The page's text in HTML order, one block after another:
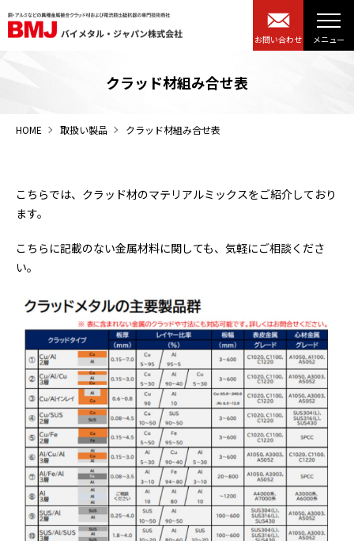
お問い合わせ
クラッド材組み合せ表
HOME 取扱い製品 クラッド材組み合せ表
こちらでは、クラッド材のマテリアルミックスをご紹介しており
ます。
こちらに記載のない金属材料に関しても、気軽にご相談くださ
い。